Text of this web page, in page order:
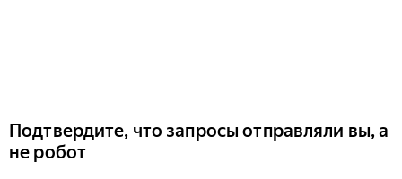
Подтвердите, что запросы отправляли вы, а
не робот